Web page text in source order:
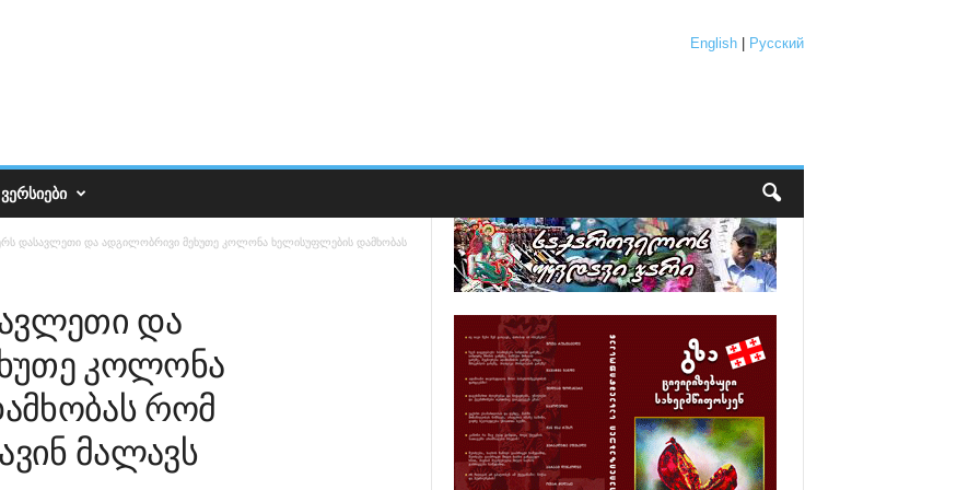
English| Русский
დასავლეთი და ადგილობრივი მეხუთე კოლონა ხელისუფლების დამხობას
და
კოლონა
რომ
მალავს